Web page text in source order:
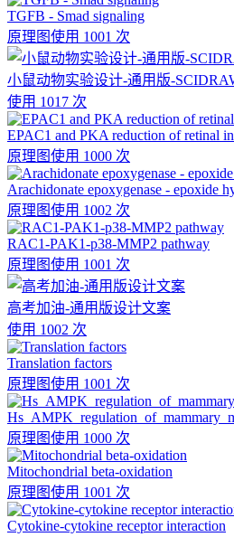
TGFB - Smad signaling
原理图使用 1001 次
小鼠动物实验设计-通用版-
使用 1017 次
EPAC1 and PKA reduction of retinal
原理图使用 1000 次
Arachidonate epoxygenase - epoxide
原理图使用 1002 次
RAC1-PAK1-p38-MMP2 pathway
原理图使用 1001 次
高考加油-通用版设计文案
使用 1002 次
Translation factors
原理图使用 1001 次
原理图使用 1000 次
Mitochondrial beta-oxidation
原理图使用 1001 次
Cytokine-cytokine receptor interaction